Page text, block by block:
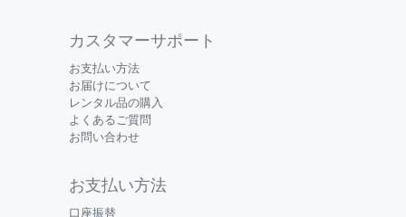
カスタマーサポート
お支払い方法
お届けについて
レンタル品の購入
よくあるご質問
お問い合わせ
お支払い方法
口座振替